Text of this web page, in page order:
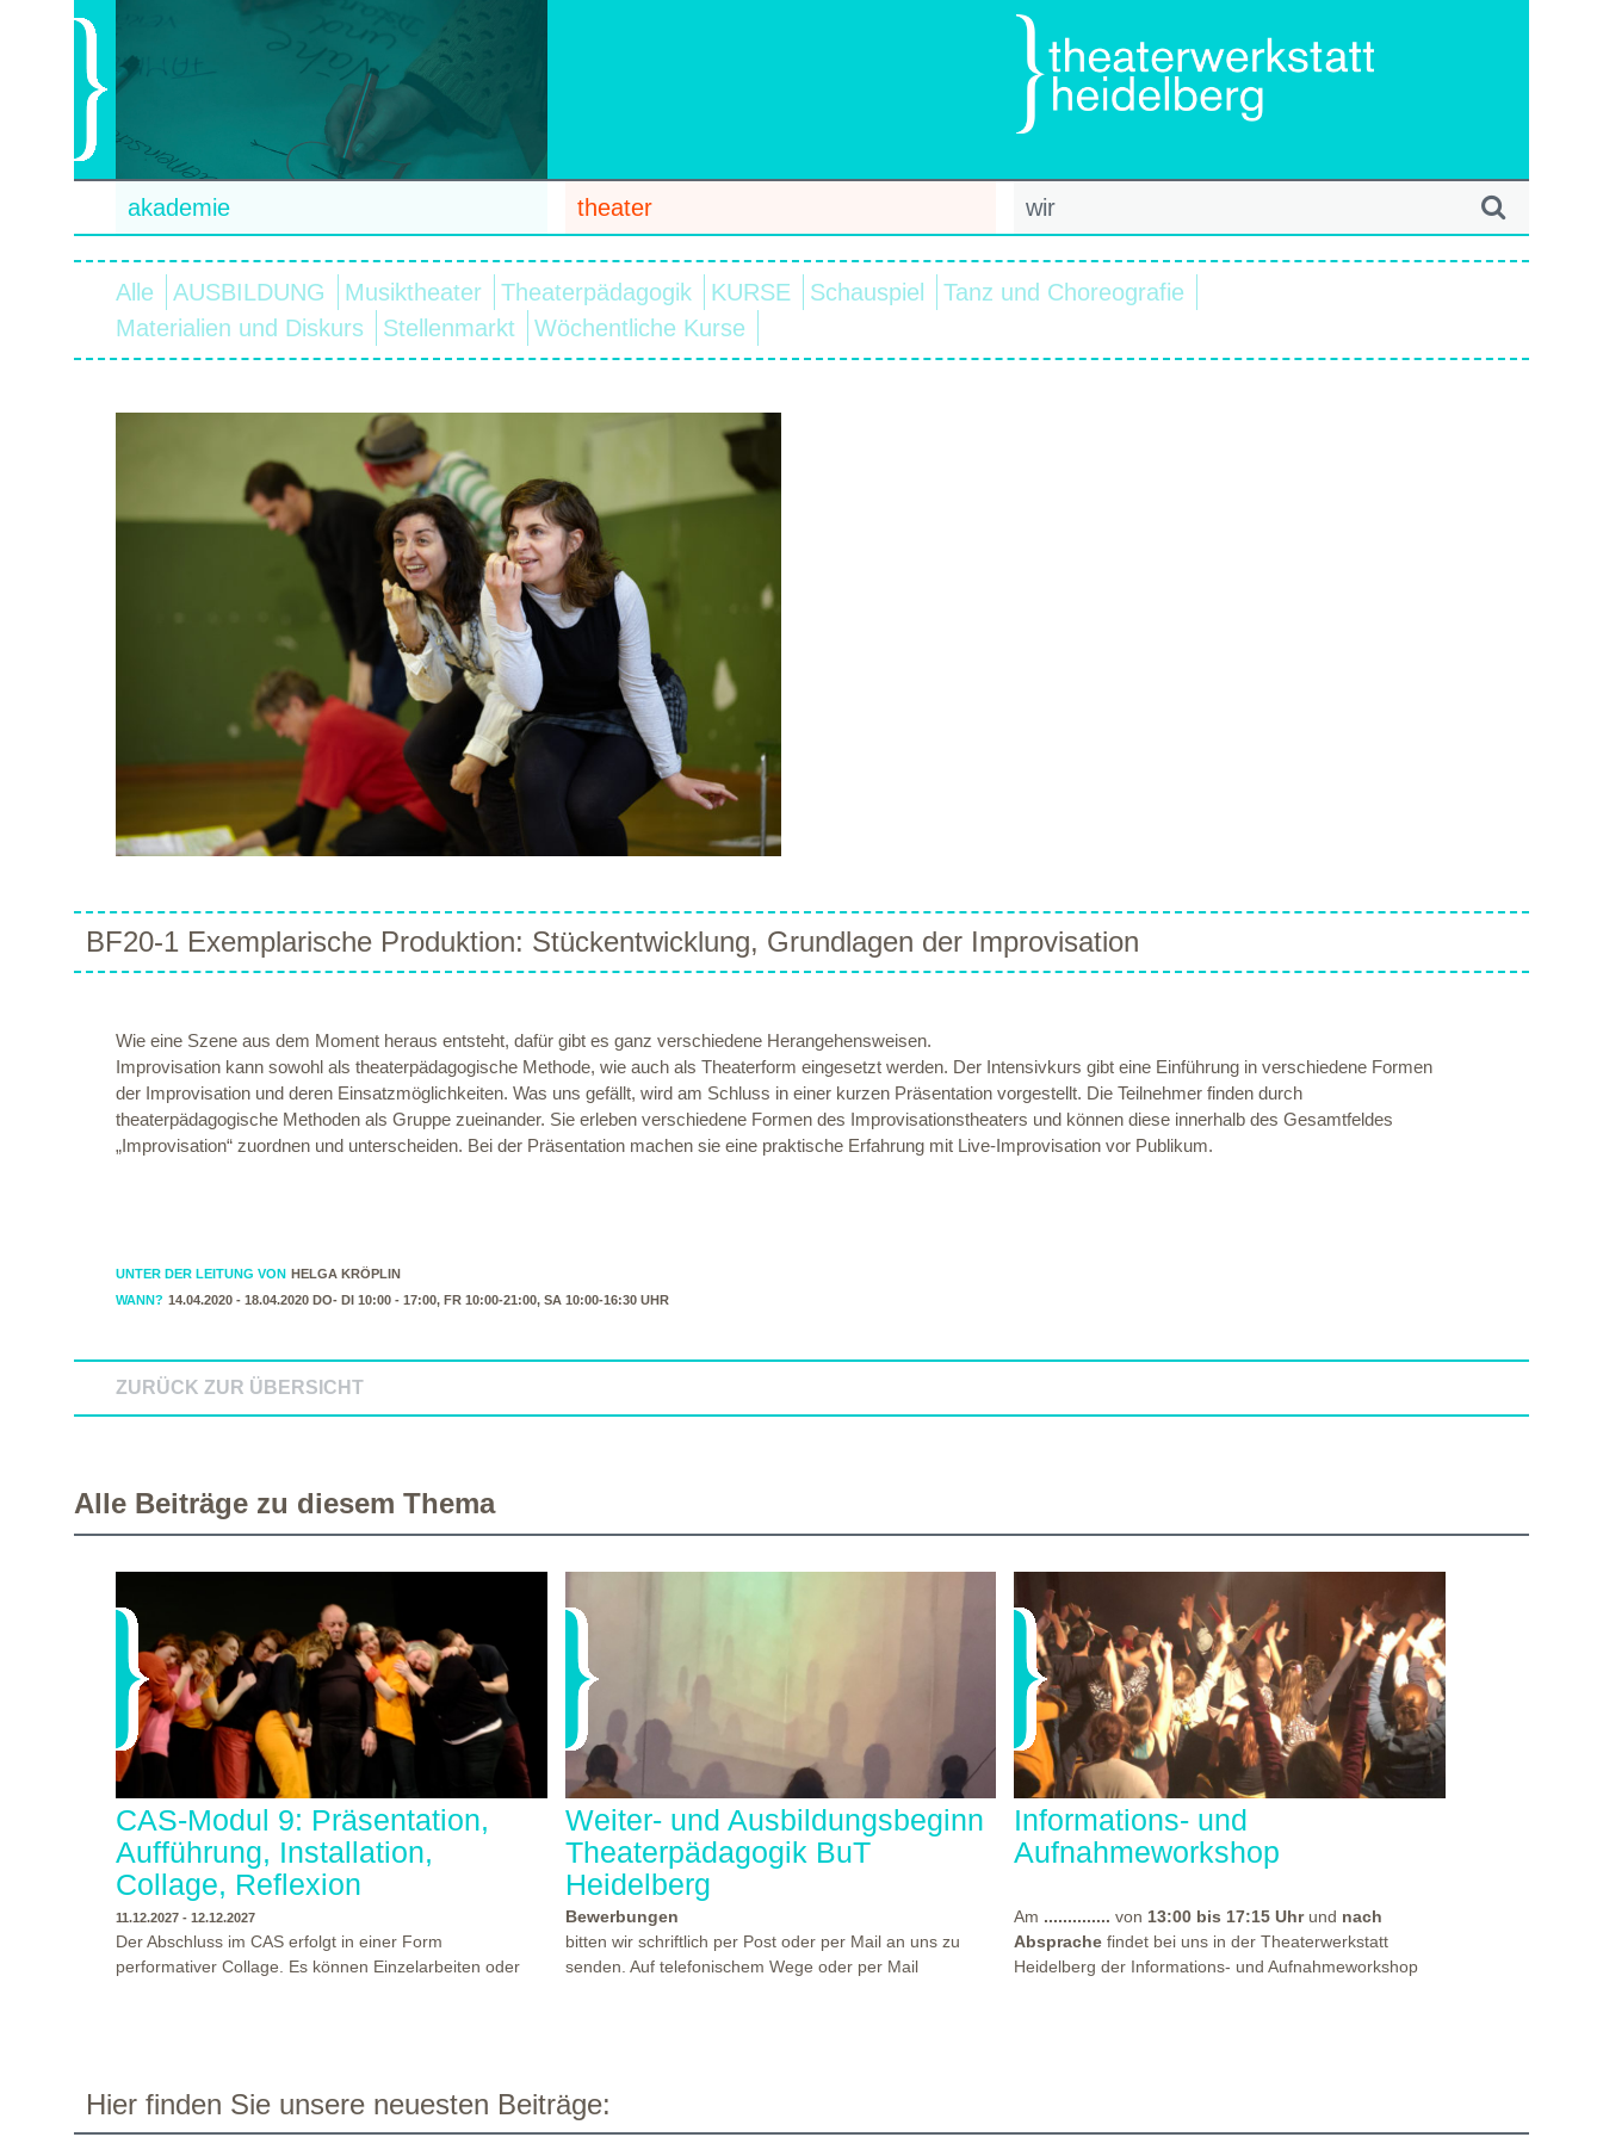
akademie theater wir
Alle AUSBILDUNG Musiktheater Theaterpädagogik KURSE Schauspiel
Tanz und Choreografie
Materialien und Diskurs
Stellenmarkt Wöchentliche Kurse
BF20-1 Exemplarische Produktion: Stückentwicklung, Grundlagen der Improvisation
Wie eine Szene aus dem Moment heraus entsteht, dafür gibt es ganz verschiedene Herangehensweisen.
Improvisation kann sowohl als theaterpädagogische Methode, wie auch als Theaterform eingesetzt werden. Der Intensivkurs gibt eine Einführung in verschiedene Formen
der Improvisation und deren Einsatzmöglichkeiten. Was uns gefällt, wird am Schluss in einer kurzen Präsentation vorgestellt. Die Teilnehmer finden durch
theaterpädagogische Methoden als Gruppe zueinander. Sie erleben verschiedene Formen des Improvisationstheaters und können diese innerhalb des Gesamtfeldes
„Improvisation“ zuordnen und unterscheiden. Bei der Präsentation machen sie eine praktische Erfahrung mit Live-Improvisation vor Publikum.
UNTER DER LEITUNG VON HELGA KRÖPLIN
WANN? 14.04.2020 - 18.04.2020 DO- DI 10:00 - 17:00, FR 10:00-21:00, SA 10:00-16:30 UHR
ZURÜCK ZUR ÜBERSICHT
Alle Beiträge zu diesem Thema
CAS-Modul 9: Präsentation,
Aufführung, Installation,
Collage, Reflexion
11.12.2027 - 12.12.2027
Der Abschluss im CAS erfolgt in einer Form
performativer Collage. Es können Einzelarbeiten oder
Programms gestalten mit Ihrer Form Raum und Zeit von
Objekt oder Präsentation. Wir freuen uns über
WANN? 11.12.2027 - 12.12.2027, 10:00 - 17:00 UHR
Weiter- und Ausbildungsbeginn
Theaterpädagogik BuT
Heidelberg
Bewerbungen
bitten wir schriftlich per Post oder per Mail an uns zu
senden. Auf telefonischem Wege oder per Mail
BuT" am (Strg+Klick):
Vollzeit: Weitere Info hier...
Informations- und
Aufnahmeworkshop
Am .............. von 13:00 bis 17:15 Uhrund nach
Absprache findet bei uns in der Theaterwerkstatt
Heidelberg der Informations- und Aufnahmeworkshop
Hier finden Sie unsere neuesten Beiträge: